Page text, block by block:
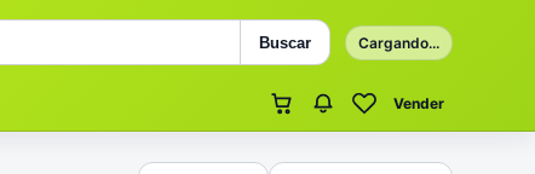
Buscar Cargando...
Vender